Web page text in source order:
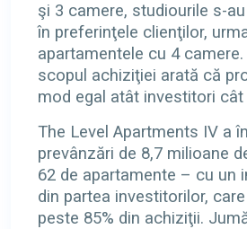
şi 3 camere, studiourile s-
în preferinţele clienţilor,
apartamentele cu 4
scopul achiziţiei arată că
mod egal atât investitori
The Level Apartments IV a
prevânzări de 8,7 milioane
62 de apartamente – cu un
din partea investitorilor,
peste 85% din achiziţii.